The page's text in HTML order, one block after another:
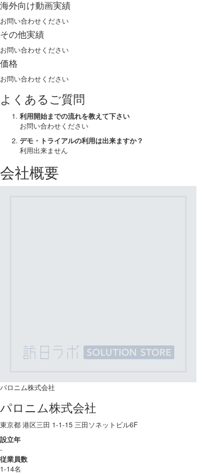
海外向け動画実績
お問い合わせください
その他実績
お問い合わせください
価格
お問い合わせください
よくあるご質問
利用開始までの流れを教えて下さい
お問い合わせください
デモ・トライアルの利用は出来ますか？
利用出来ません
会社概要
パロニム株式会社
パロニム株式会社
東京都 港区三田 1-1-15 三田ソネットビル6F
設立年
-
従業員数
1-14名